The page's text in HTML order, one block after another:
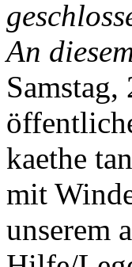
An
kaethe
mit
unserem